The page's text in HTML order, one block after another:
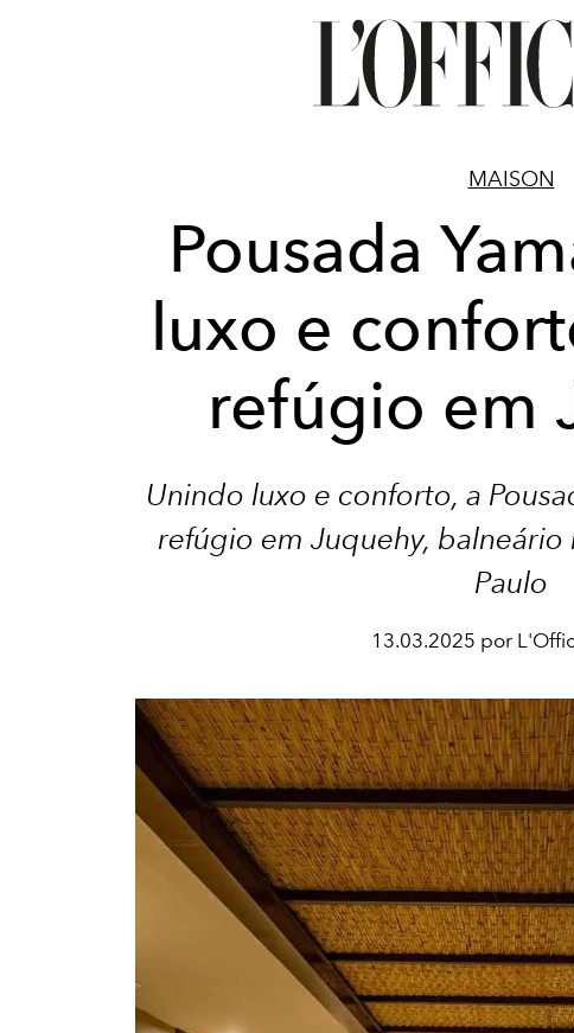
MAISON
Pousada
luxo e
refúgio em
Unindo luxo e conforto, a
refúgio em Juquehy,
Paulo
13.03.2025 por